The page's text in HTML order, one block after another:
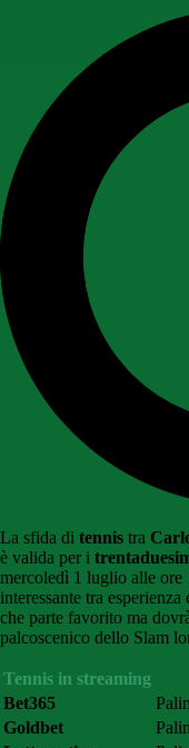
La sfida di tennis tra
è valida per i
mercoledì 1 luglio alle
interessante tra
che parte favorito ma
palcoscenico dello Slam
Tennis in streaming
Bet365
Goldbet